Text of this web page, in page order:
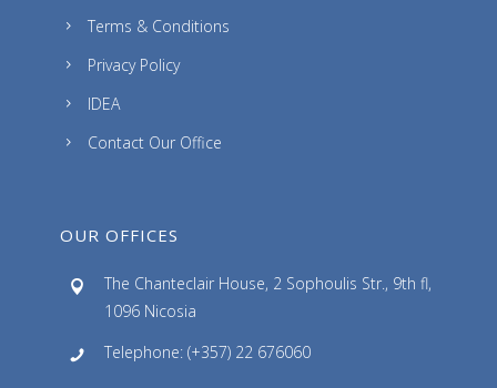
Terms & Conditions
Privacy Policy
IDEA
Contact Our Office
OUR OFFICES
The Chanteclair House, 2 Sophoulis Str., 9th fl,
1096 Nicosia
Telephone: (+357) 22 676060